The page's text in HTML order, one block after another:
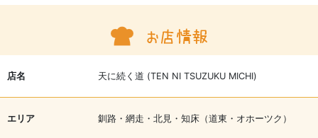
店名 天に続く道 (TEN NI TSUZUKU MICHI)
エリア 釧路・網走・北見・知床（道東・オホーツク）